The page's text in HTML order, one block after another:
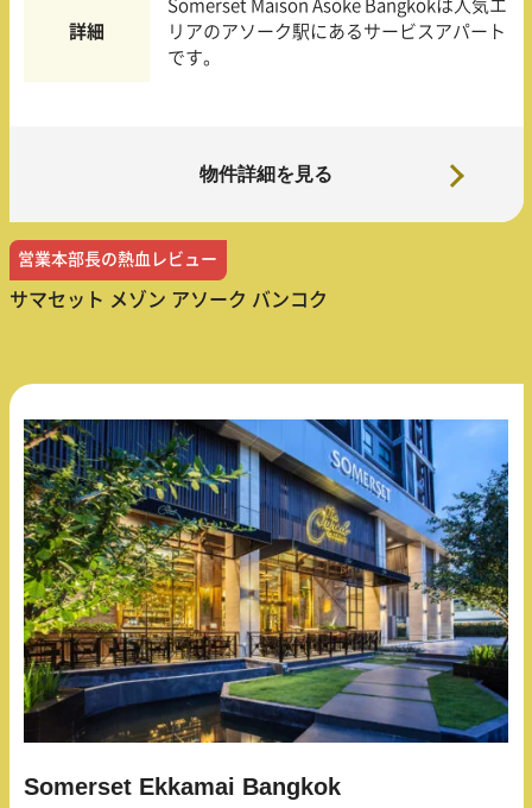
詳細
Somerset Maison Asoke Bangkokは人気エ
リアのアソーク駅にあるサービスアパート
です。
物件詳細を見る
営業本部長の熱血レビュー
サマセット メゾン アソーク バンコク
Somerset Ekkamai Bangkok